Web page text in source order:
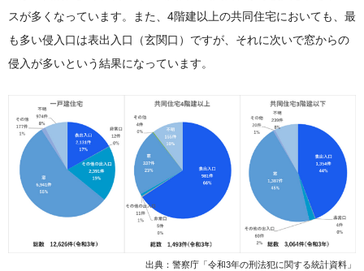
スが多くなっています。また、4階建以上の共同住宅においても、最
も多い侵入口は表出入口（玄関口）ですが、それに次いで窓からの
侵入が多いという結果になっています。
出典：警察庁「令和3年の刑法犯に関する統計資料」